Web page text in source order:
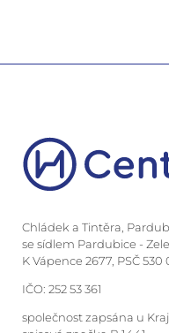
Chládek a Tintěra,
se sídlem Pardubice -
K Vápence 2677, PSČ 530
IČO: 252 53 361
společnost zapsána u